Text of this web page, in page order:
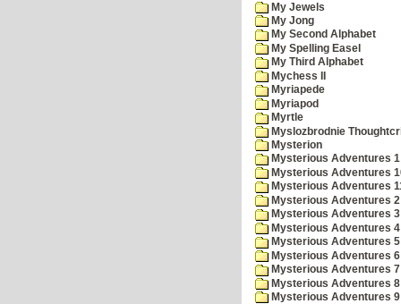
My Jewels
My Jong
My Second Alphabet
My Spelling Easel
My Third Alphabet
Mychess II
Myriapede
Myriapod
Myrtle
Myslozbrodnie
Mysterion
Mysterious Adventures
Mysterious Adventures
Mysterious Adventures
Mysterious Adventures
Mysterious Adventures
Mysterious Adventures
Mysterious Adventures
Mysterious Adventures
Mysterious Adventures
Mysterious Adventures
Mysterious Adventures